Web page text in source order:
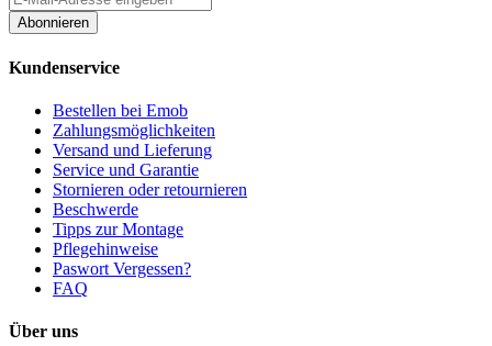
Abonnieren
Kundenservice
Bestellen bei Emob
Zahlungsmöglichkeiten
Versand und Lieferung
Service und Garantie
Stornieren oder retournieren
Beschwerde
Tipps zur Montage
Pflegehinweise
Paswort Vergessen?
FAQ
Über uns